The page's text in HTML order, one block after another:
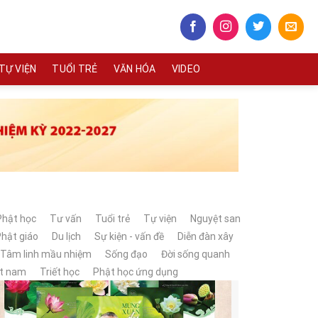
TỰ VIỆN TUỔI TRẺ VĂN HÓA VIDEO
học Tư vấn Tuổi trẻ Tự viện
Nguyệt san
giáo Du lịch Sự kiện - vấn đề
Diễn đàn xây
Tâm linh mầu nhiệm Sống đạo
Đời sống quanh
nam Triết học Phật học ứng dụng